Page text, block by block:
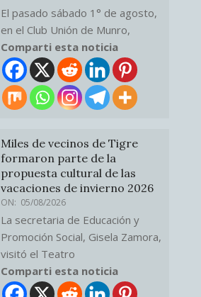
El pasado sábado 1° de agosto,
en el Club Unión de Munro,
Comparti esta noticia
Miles de vecinos de Tigre
formaron parte de la
propuesta cultural de las
vacaciones de invierno 2026
ON: 05/08/2026
La secretaria de Educación y
Promoción Social, Gisela Zamora,
visitó el Teatro
Comparti esta noticia